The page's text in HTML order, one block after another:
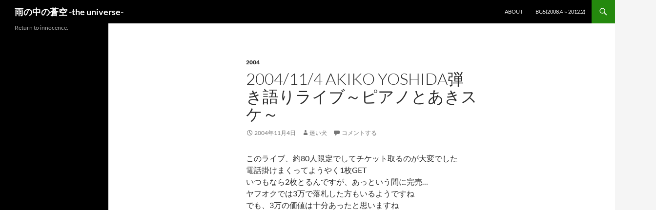
雨の中の蒼空 -the universe-
ABOUT
BG5(2008.4～2012.2)
2004
2004/11/4 AKIKO YOSHIDA弾
き語りライブ～ピアノとあきス
ケ～
2004年11月4日 迷い犬 コメントする
このライブ、約80人限定でしてチケット取るのが大変でした
電話掛けまくってようやく1枚GET
いつもなら2枚とるんですが、あっという間に完売…
ヤフオクでは3万で落札した方もいるようですね
でも、3万の価値は十分あったと思いますね
Return to innocence.